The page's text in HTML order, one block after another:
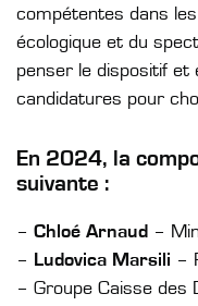
compétentes dans
écologique et du
penser le dispositif et
candidatures pour
En 2024, la
suivante :
– Chloé Arnaud –
– Ludovica Marsili –
– Groupe Caisse des